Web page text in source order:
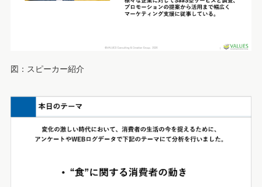
図：スピーカー紹介